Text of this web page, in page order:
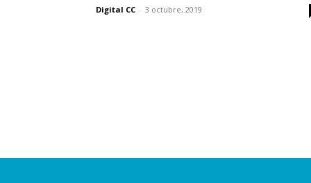
Digital CC - 3 octubre, 2019